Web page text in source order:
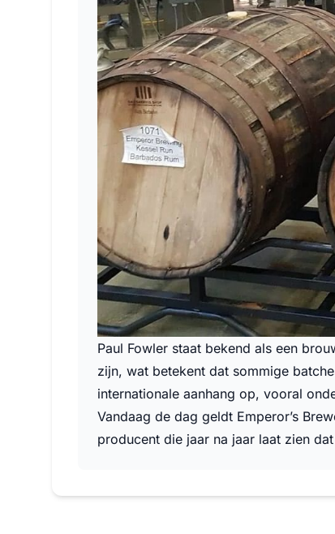
Paul Fowler staat bekend als een
zijn, wat betekent dat sommige
internationale aanhang op, vooral
Vandaag de dag geldt Emperor’s
producent die jaar na jaar laat zien